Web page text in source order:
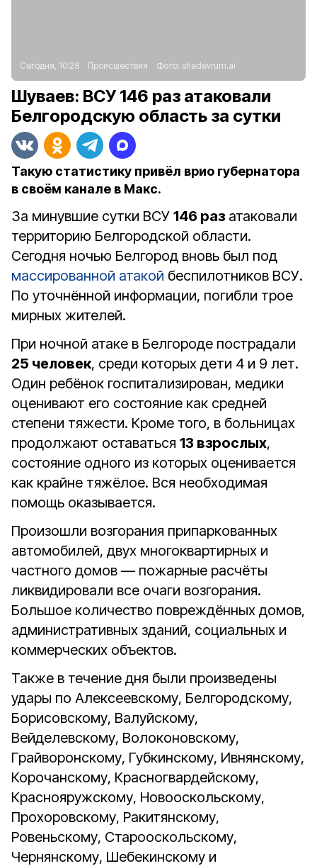
Сегодня, 10:28 Происшествия Фото: shedevrum.ai
Шуваев: ВСУ 146 раз атаковали
Белгородскую область за сутки
Такую статистику привёл врио губернатора
в своём канале в Макс.
За минувшие сутки ВСУ 146 раз атаковали
территорию Белгородской области.
Сегодня ночью Белгород вновь был под
массированной атакой беспилотников ВСУ.
По уточнённой информации, погибли трое
мирных жителей.
При ночной атаке в Белгороде пострадали
25 человек, среди которых дети 4 и 9 лет.
Один ребёнок госпитализирован, медики
оценивают его состояние как средней
степени тяжести. Кроме того, в больницах
продолжают оставаться 13 взрослых,
состояние одного из которых оценивается
как крайне тяжёлое. Вся необходимая
помощь оказывается.
Произошли возгорания припаркованных
автомобилей, двух многоквартирных и
частного домов — пожарные расчёты
ликвидировали все очаги возгорания.
Большое количество повреждённых домов,
административных зданий, социальных и
коммерческих объектов.
Также в течение дня были произведены
удары по Алексеевскому, Белгородскому,
Борисовскому, Валуйскому,
Вейделевскому, Волоконовскому,
Грайворонскому, Губкинскому, Ивнянскому,
Корочанскому, Красногвардейскому,
Краснояружскому, Новооскольскому,
Прохоровскому, Ракитянскому,
Ровеньскому, Старооскольскому,
Чернянскому, Шебекинскому и